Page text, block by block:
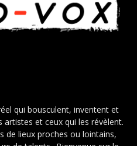
qui bousculent, inventent et
et ceux qui les révèlent.
de lieux proches ou lointains,